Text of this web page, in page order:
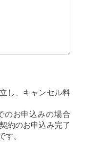
し、キャンセル料
のお申込みの場合
約のお申込み完了
す。